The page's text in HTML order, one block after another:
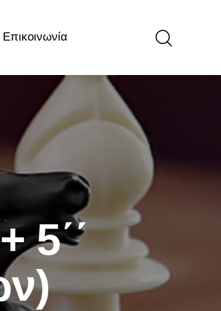
Επικοινωνία
5΄΄